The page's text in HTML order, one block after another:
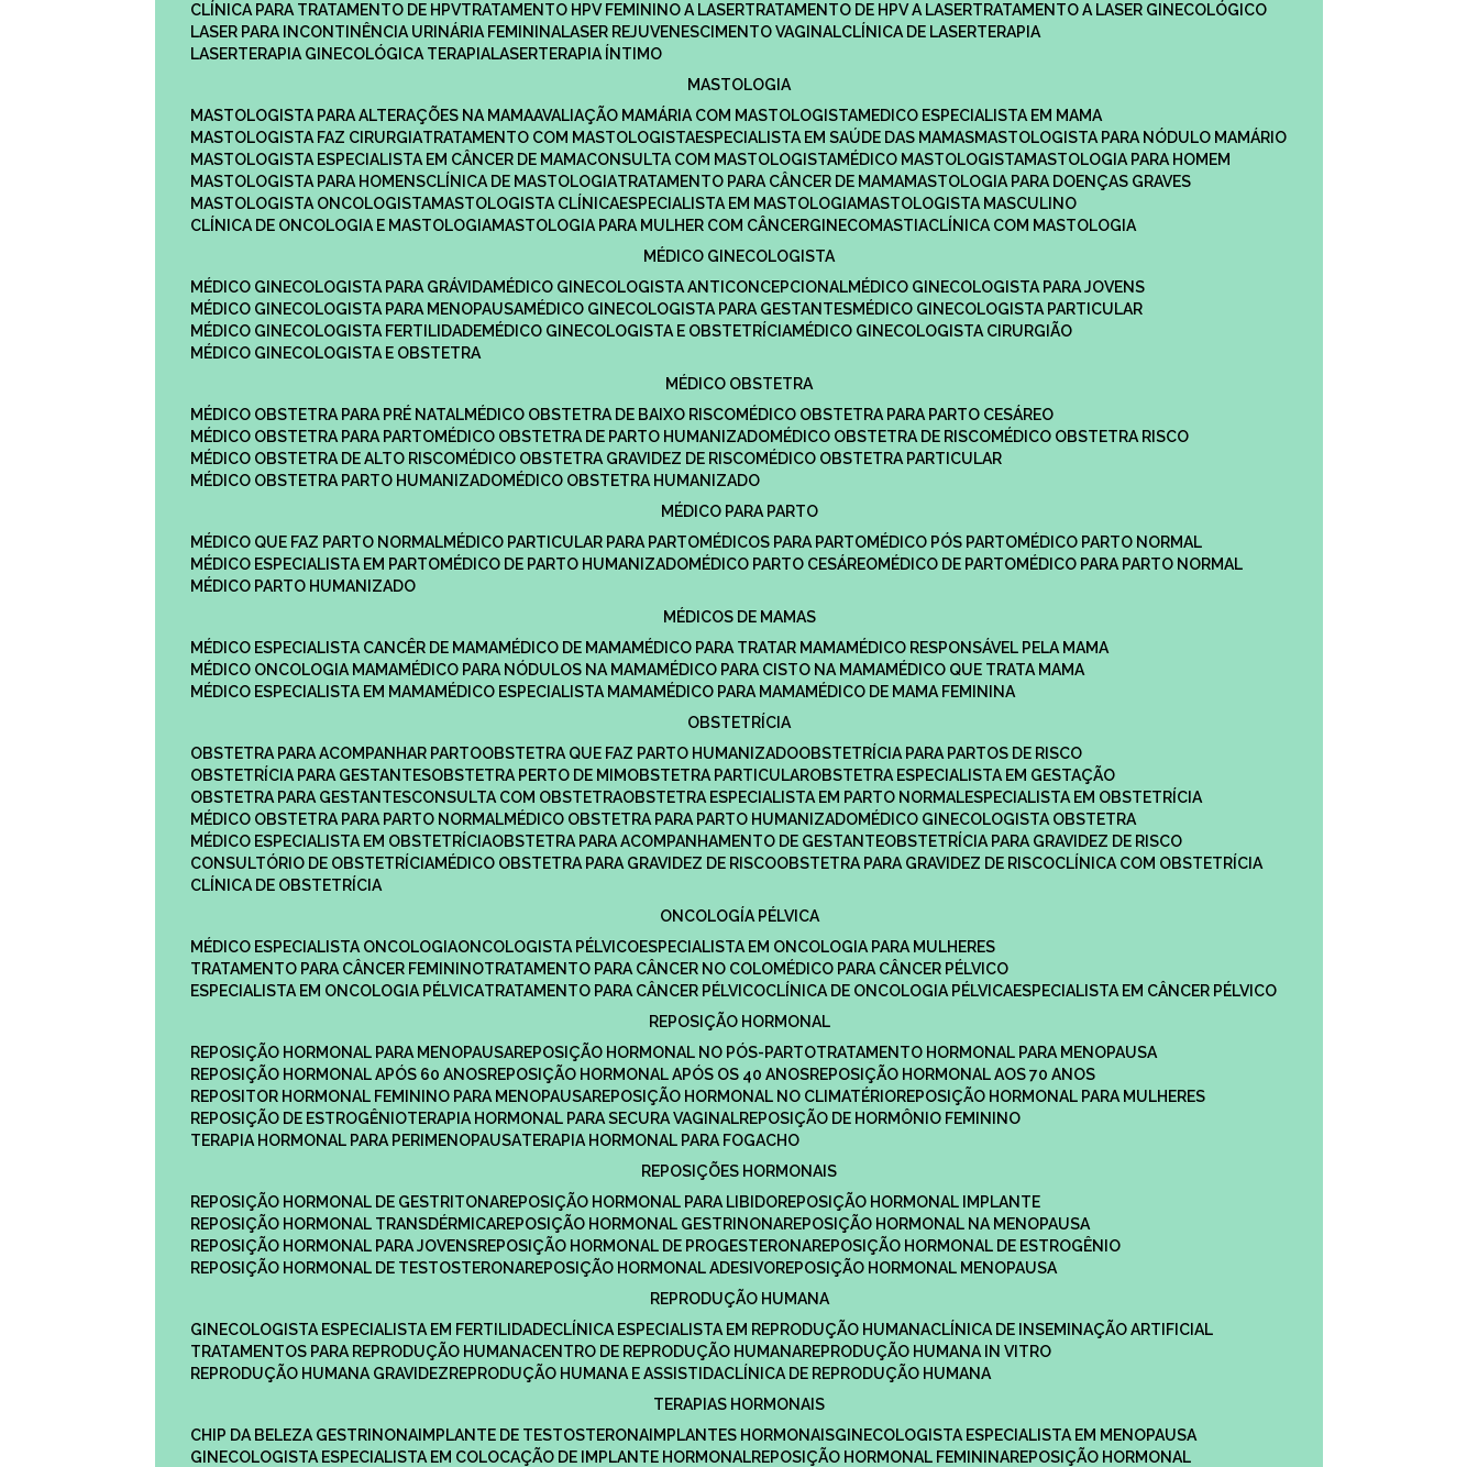
CLÍNICA PARA TRATAMENTO DE HPV
TRATAMENTO HPV FEMININO A LASER TRATAMENTO DE HPV A LASER
TRATAMENTO A LASER GINECOLÓGICO
LASER PARA INCONTINÊNCIA URINÁRIA FEMININA LASER REJUVENESCIMENTO VAGINAL
CLÍNICA DE LASERTERAPIA
LASERTERAPIA GINECOLÓGICA TERAPIA LASERTERAPIA ÍNTIMO
MASTOLOGIA
MASTOLOGISTA PARA ALTERAÇÕES NA MAMA AVALIAÇÃO MAMÁRIA COM MASTOLOGISTA
MEDICO ESPECIALISTA EM MAMA​
MASTOLOGISTA FAZ CIRURGIA
TRATAMENTO COM MASTOLOGISTA ESPECIALISTA EM SAÚDE DAS MAMAS
MASTOLOGISTA PARA NÓDULO MAMÁRIO
MASTOLOGISTA ESPECIALISTA EM CÂNCER DE MAMA
CONSULTA COM MASTOLOGISTA MÉDICO MASTOLOGISTA
MASTOLOGIA PARA HOMEM
MASTOLOGISTA PARA HOMENS
CLÍNICA DE MASTOLOGIA TRATAMENTO PARA CÂNCER DE MAMA
MASTOLOGIA PARA DOENÇAS GRAVES
MASTOLOGISTA ONCOLOGISTA
MASTOLOGISTA CLÍNICA ESPECIALISTA EM MASTOLOGIA
MASTOLOGISTA MASCULINO
CLÍNICA DE ONCOLOGIA E MASTOLOGIA
MASTOLOGIA PARA MULHER COM CÂNCER GINECOMASTIA
CLÍNICA COM MASTOLOGIA
MÉDICO GINECOLOGISTA
MÉDICO GINECOLOGISTA PARA GRÁVIDA
MÉDICO GINECOLOGISTA ANTICONCEPCIONAL
MÉDICO GINECOLOGISTA PARA JOVENS
MÉDICO GINECOLOGISTA PARA MENOPAUSA
MÉDICO GINECOLOGISTA PARA GESTANTES
MÉDICO GINECOLOGISTA PARTICULAR
MÉDICO GINECOLOGISTA FERTILIDADE
MÉDICO GINECOLOGISTA E OBSTETRÍCIA
MÉDICO GINECOLOGISTA CIRURGIÃO
MÉDICO GINECOLOGISTA E OBSTETRA
MÉDICO OBSTETRA
MÉDICO OBSTETRA PARA PRÉ NATAL
MÉDICO OBSTETRA DE BAIXO RISCO
MÉDICO OBSTETRA PARA PARTO CESÁREO
MÉDICO OBSTETRA PARA PARTO
MÉDICO OBSTETRA DE PARTO HUMANIZADO MÉDICO OBSTETRA DE RISCO
MÉDICO OBSTETRA RISCO
MÉDICO OBSTETRA DE ALTO RISCO
MÉDICO OBSTETRA GRAVIDEZ DE RISCO
MÉDICO OBSTETRA PARTICULAR
MÉDICO OBSTETRA PARTO HUMANIZADO
MÉDICO OBSTETRA HUMANIZADO
MÉDICO PARA PARTO
MÉDICO QUE FAZ PARTO NORMAL
MÉDICO PARTICULAR PARA PARTO MÉDICOS PARA PARTO MÉDICO PÓS PARTO
MÉDICO PARTO NORMAL
MÉDICO ESPECIALISTA EM PARTO
MÉDICO DE PARTO HUMANIZADO MÉDICO PARTO CESÁREO MÉDICO DE PARTO
MÉDICO PARA PARTO NORMAL
MÉDICO PARTO HUMANIZADO
MÉDICOS DE MAMAS
MÉDICO ESPECIALISTA CANCÊR DE MAMA
MÉDICO DE MAMA MÉDICO PARA TRATAR MAMA
MÉDICO RESPONSÁVEL PELA MAMA
MÉDICO ONCOLOGIA MAMA
MÉDICO PARA NÓDULOS NA MAMA MÉDICO PARA CISTO NA MAMA
MÉDICO QUE TRATA MAMA
MÉDICO ESPECIALISTA EM MAMA
MÉDICO ESPECIALISTA MAMA MÉDICO PARA MAMA
MÉDICO DE MAMA FEMININA
OBSTETRÍCIA
OBSTETRA PARA ACOMPANHAR PARTO
OBSTETRA QUE FAZ PARTO HUMANIZADO
OBSTETRÍCIA PARA PARTOS DE RISCO
OBSTETRÍCIA PARA GESTANTES
OBSTETRA PERTO DE MIM OBSTETRA PARTICULAR
OBSTETRA ESPECIALISTA EM GESTAÇÃO
OBSTETRA PARA GESTANTES
CONSULTA COM OBSTETRA OBSTETRA ESPECIALISTA EM PARTO NORMAL ESPECIALISTA EM OBSTETRÍCIA
MÉDICO OBSTETRA PARA PARTO NORMAL
MÉDICO OBSTETRA PARA PARTO HUMANIZADO
MÉDICO GINECOLOGISTA OBSTETRA
MÉDICO ESPECIALISTA EM OBSTETRÍCIA
OBSTETRA PARA ACOMPANHAMENTO DE GESTANTE
OBSTETRÍCIA PARA GRAVIDEZ DE RISCO
CONSULTÓRIO DE OBSTETRÍCIA
MÉDICO OBSTETRA PARA GRAVIDEZ DE RISCO OBSTETRA PARA GRAVIDEZ DE RISCO
CLÍNICA COM OBSTETRÍCIA
CLÍNICA DE OBSTETRÍCIA
ONCOLOGÍA PÉLVICA
MÉDICO ESPECIALISTA ONCOLOGIA
ONCOLOGISTA PÉLVICO ESPECIALISTA EM ONCOLOGIA PARA MULHERES
TRATAMENTO PARA CÂNCER FEMININO
TRATAMENTO PARA CÂNCER NO COLO
MÉDICO PARA CÂNCER PÉLVICO
ESPECIALISTA EM ONCOLOGIA PÉLVICA
TRATAMENTO PARA CÂNCER PÉLVICO CLÍNICA DE ONCOLOGIA PÉLVICA ESPECIALISTA EM CÂNCER PÉLVICO
REPOSIÇÃO HORMONAL
REPOSIÇÃO HORMONAL PARA MENOPAUSA
REPOSIÇÃO HORMONAL NO PÓS-PARTO
TRATAMENTO HORMONAL PARA MENOPAUSA
REPOSIÇÃO HORMONAL APÓS 60 ANOS
REPOSIÇÃO HORMONAL APÓS OS 40 ANOS
REPOSIÇÃO HORMONAL AOS 70 ANOS
REPOSITOR HORMONAL FEMININO PARA MENOPAUSA
REPOSIÇÃO HORMONAL NO CLIMATÉRIO
REPOSIÇÃO HORMONAL PARA MULHERES
REPOSIÇÃO DE ESTROGÊNIO
TERAPIA HORMONAL PARA SECURA VAGINAL
REPOSIÇÃO DE HORMÔNIO FEMININO
TERAPIA HORMONAL PARA PERIMENOPAUSA
TERAPIA HORMONAL PARA FOGACHO
REPOSIÇÕES HORMONAIS
REPOSIÇÃO HORMONAL DE GESTRITONA
REPOSIÇÃO HORMONAL PARA LIBIDO
REPOSIÇÃO HORMONAL IMPLANTE
REPOSIÇÃO HORMONAL TRANSDÉRMICA
REPOSIÇÃO HORMONAL GESTRINONA
REPOSIÇÃO HORMONAL NA MENOPAUSA
REPOSIÇÃO HORMONAL PARA JOVENS
REPOSIÇÃO HORMONAL DE PROGESTERONA
REPOSIÇÃO HORMONAL DE ESTROGÊNIO
REPOSIÇÃO HORMONAL DE TESTOSTERONA
REPOSIÇÃO HORMONAL ADESIVO
REPOSIÇÃO HORMONAL MENOPAUSA
REPRODUÇÃO HUMANA
GINECOLOGISTA ESPECIALISTA EM FERTILIDADE
CLÍNICA ESPECIALISTA EM REPRODUÇÃO HUMANA
CLÍNICA DE INSEMINAÇÃO ARTIFICIAL
TRATAMENTOS PARA REPRODUÇÃO HUMANA
CENTRO DE REPRODUÇÃO HUMANA
REPRODUÇÃO HUMANA IN VITRO
REPRODUÇÃO HUMANA GRAVIDEZ
REPRODUÇÃO HUMANA E ASSISTIDA
CLÍNICA DE REPRODUÇÃO HUMANA
TERAPIAS HORMONAIS
CHIP DA BELEZA GESTRINONA IMPLANTE DE TESTOSTERONA IMPLANTES HORMONAIS
GINECOLOGISTA ESPECIALISTA EM MENOPAUSA
GINECOLOGISTA ESPECIALISTA EM COLOCAÇÃO DE IMPLANTE HORMONAL
REPOSIÇÃO HORMONAL FEMININA
REPOSIÇÃO HORMONAL